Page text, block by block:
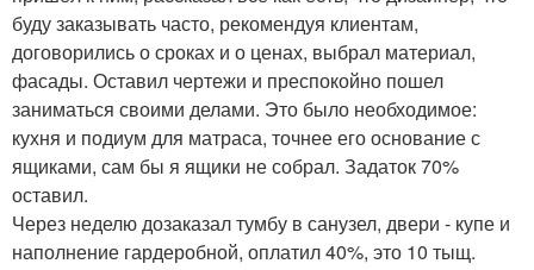
буду заказывать часто, рекомендуя клиентам,
договорились о сроках и о ценах, выбрал материал,
фасады. Оставил чертежи и преспокойно пошел
заниматься своими делами. Это было необходимое:
кухня и подиум для матраса, точнее его основание с
ящиками, сам бы я ящики не собрал. Задаток 70%
оставил.
Через неделю дозаказал тумбу в санузел, двери - купе и
наполнение гардеробной, оплатил 40%, это 10 тыщ.